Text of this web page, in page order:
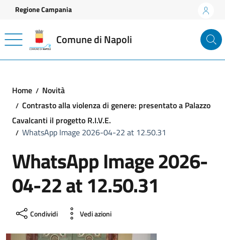
Vai ai contenuti
Vai al footer
Regione Campania
Comune di Napoli
Home
Novità
Contrasto alla violenza di genere: presentato a Palazzo
Cavalcanti il progetto R.I.V.E.
WhatsApp Image 2026-04-22 at 12.50.31
WhatsApp Image 2026-
04-22 at 12.50.31
Condividi Vedi azioni